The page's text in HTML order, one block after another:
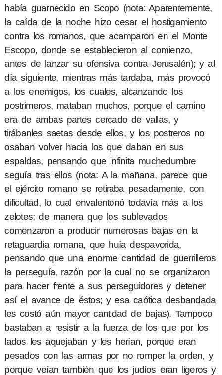
había guarnecido en Scopo (nota: Aparentemente,
la caída de la noche hizo cesar el hostigamiento
contra los romanos, que acamparon en el Monte
Escopo, donde se establecieron al comienzo,
antes de lanzar su ofensiva contra Jerusalén); y al
día siguiente, mientras más tardaba, más provocó
a los enemigos, los cuales, alcanzando los
postrimeros, mataban muchos, porque el camino
era de ambas partes cercado de vallas, y
tirábanles saetas desde ellos, y los postreros no
osaban volver hacia los que daban en sus
espaldas, pensando que infinita muchedumbre
seguía tras ellos (nota: A la mañana, parece que
el ejército romano se retiraba pesadamente, con
dificultad, lo cual envalentonó todavía más a los
zelotes; de manera que los sublevados
comenzaron a producir numerosas bajas en la
retaguardia romana, que huía despavorida,
pensando que una enorme cantidad de guerrilleros
la perseguía, razón por la cual no se organizaron
para hacer frente a sus perseguidores y detener
así el avance de éstos; y esa caótica desbandada
les costó aún mayor cantidad de bajas). Tampoco
bastaban a resistir a la fuerza de los que por los
lados les aquejaban y les herían, porque eran
pesados con las armas por no romper la orden, y
porque veían también que los judíos eran ligeros y